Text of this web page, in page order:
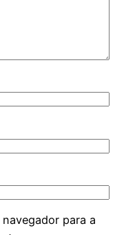
para a